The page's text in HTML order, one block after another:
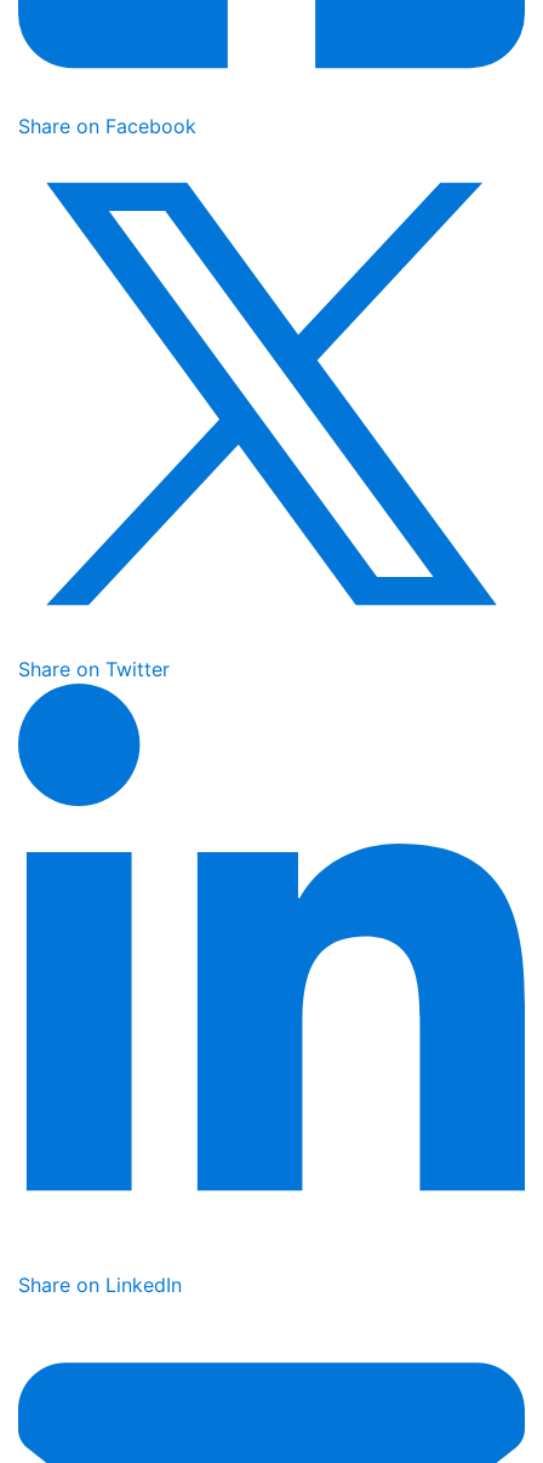
Share on Facebook
Share on Twitter
Share on LinkedIn